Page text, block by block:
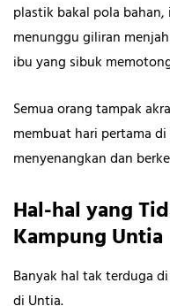
plastik bakal pola
menunggu giliran
ibu yang sibuk
Semua orang tampak
membuat hari pertama
menyenangkan dan
Hal-hal yang
Kampung Untia
Banyak hal tak terduga